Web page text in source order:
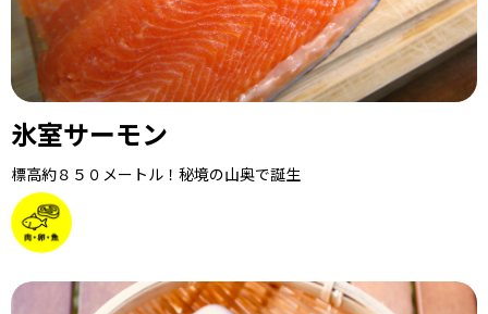
氷室サーモン
標高約８５０メートル！秘境の山奥で誕生